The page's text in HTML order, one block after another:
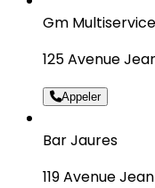
Gm
125 Avenue
Appeler
Bar Jaures
119 Avenue